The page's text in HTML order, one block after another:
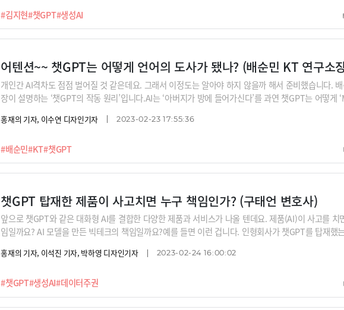
#김지현#챗GPT#생성AI
봅니다.※릴레이 인터뷰 라인업 : 김지현 SKT 부사장, 배순민 KT AI2XL 연구소장, 구태언 법무법인 린
B금융 AI센터장, 남세동 보이저엑스 대표, 박성현 리벨리온 대표, 박종선 인포보스 공동대표, 이세영
스캐터랩 대표(이루다 개발사) (추가 예정)
어텐션~~ 챗GPT는 어떻게 언어의 도사가 됐나? (배순민 KT 연구소
#배순민#KT#챗GPT
개인간 AI격차도 점점 벌어질 것 같은데요. 그래서 이정도는 알아야 하지 않을까 해서 준비했습니다.
장이 설명하는 ‘챗GPT의 작동 원리’입니다.AI는 ‘아버지가 방에 들어가신다’를 과연 챗GPT는 어떻
티모달은 어떻게 가능한 것일까요?인코딩과 디코딩이 무엇인지 왜 ‘어텐션(attention)’ 메커니즘의 트
부사장, 배순민 KT AI2XL 연구소장, 구태언 법무법인 린 변호사, 오순영 KB금융 AI센터장, 남세동 보이
성현 리벨리온 대표, 박종선 인포보스 공동대표, 이세영 뤼튼 대표, 김종윤 스캐터랩 대표(이루다 개발
홍재의 기자, 이수연 디자인기자 2023-02-23 17:55:36
챗GPT 탑재한 제품이 사고치면 누구 책임인가? (구태언 변호사)
#챗GPT#생성AI#데이터주권
앞으로 챗GPT와 같은 대화형 AI를 결합한 다양한 제품과 서비스가 나올 텐데요. 제품(AI)이 사고를 치
임일까요? AI 모델을 만든 빅테크의 책임일까요?예를 들면 이런 겁니다. 인형회사가 챗GPT를 탑재했
발생할 수 있는 문제의 책임소재, 그리고 일반인들의 법률 서비스 이용이 어떻게 달라질지 들어보시죠.
XL 연구소장, 구태언 법무법인 린 변호사, 오순영 KB금융 AI센터장, 남세동 보이저엑스 대표, 박성현 리
종선 인포보스 공동대표, 이세영 뤼튼 대표, 김종윤 스캐터랩 대표(이루다 개발사) (추가 예정)
홍재의 기자, 이석진 기자, 박하영 디자인기자 2023-02-24 16:00:02